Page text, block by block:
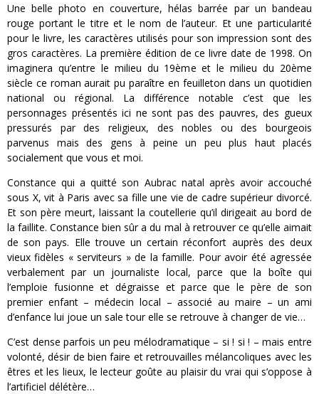
Une belle photo en couverture, hélas barrée par un bandeau
rouge portant le titre et le nom de l’auteur. Et une particularité
pour le livre, les caractères utilisés pour son impression sont des
gros caractères. La première édition de ce livre date de 1998. On
imaginera qu’entre le milieu du 19ème et le milieu du 20ème
siècle ce roman aurait pu paraître en feuilleton dans un quotidien
national ou régional. La différence notable c’est que les
personnages présentés ici ne sont pas des pauvres, des gueux
pressurés par des religieux, des nobles ou des bourgeois
parvenus mais des gens à peine un peu plus haut placés
socialement que vous et moi.
Constance qui a quitté son Aubrac natal après avoir accouché
sous X, vit à Paris avec sa fille une vie de cadre supérieur divorcé.
Et son père meurt, laissant la coutellerie qu’il dirigeait au bord de
la faillite. Constance bien sûr a du mal à retrouver ce qu’elle aimait
de son pays. Elle trouve un certain réconfort auprès des deux
vieux fidèles « serviteurs » de la famille. Pour avoir été agressée
verbalement par un journaliste local, parce que la boîte qui
l’emploie fusionne et dégraisse et parce que le père de son
premier enfant – médecin local – associé au maire – un ami
d’enfance lui joue un sale tour elle se retrouve à changer de vie…
C’est dense parfois un peu mélodramatique – si ! si ! – mais entre
volonté, désir de bien faire et retrouvailles mélancoliques avec les
êtres et les lieux, le lecteur goûte au plaisir du vrai qui s’oppose à
l’artificiel délétère…